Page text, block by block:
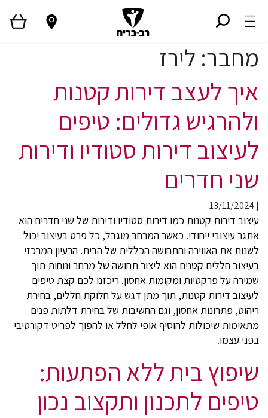
מחבר: לירז
איך לעצב דירות קטנות
ולהרגיש גדולים: טיפים
לעיצוב דירות סטודיו ודירות
שני חדרים
|
13/11/2024
עיצוב דירות קטנות כמו דירות סטודיו ודירות של שני חדרים הוא
אתגר עיצובי ייחודי. כאשר המרחב מוגבל, כל פרט בעיצוב יכול
לשנות את האווירה והתחושה הכללית של הבית. הרעיון המרכזי
בעיצוב חללים קטנים הוא ליצור תחושה של מרחב ונוחות תוך
שמירה על פרקטיות ומקומות אחסון. ריכזנו לכם קצת טיפים
לעיצוב דירות קטנות, תוך מתן דגש על חלוקת חללים, בחירת
ריהוט, פתרונות אחסון, וגם החשיבות של בחירת דלתות פנים
מתאימות שיכולות להוסיף אופי לחלל או להפוך לפריט דקורטיבי
בפני עצמו.
שיפוץ בית ללא הפתעות:
טיפים לתכנון ותקצוב נכון